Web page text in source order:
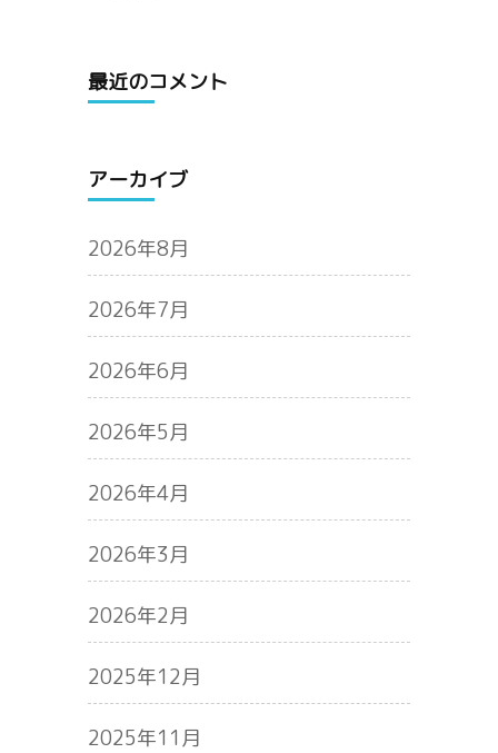
最近のコメント
アーカイブ
2026年8月
2026年7月
2026年6月
2026年5月
2026年4月
2026年3月
2026年2月
2025年12月
2025年11月